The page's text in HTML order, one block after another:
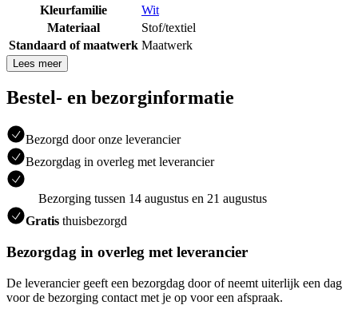
Kleurfamilie
Wit
Materiaal
Stof/textiel
Standaard of maatwerk Maatwerk
Lees meer
Bestel- en bezorginformatie
Bezorgd door onze leverancier
Bezorgdag in overleg met leverancier
Bezorging tussen 14 augustus en 21 augustus
Gratis thuisbezorgd
Bezorgdag in overleg met leverancier
De leverancier geeft een bezorgdag door of neemt uiterlijk een dag
voor de bezorging contact met je op voor een afspraak.